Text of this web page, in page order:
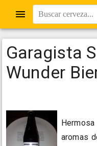
Buscar cerveza...
Garagista
Wunder
aromas